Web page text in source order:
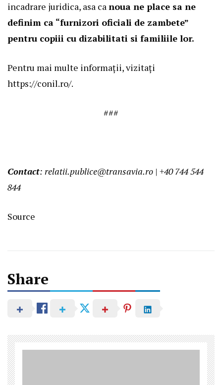
incadrare juridica, asa canoua ne place sa ne
definim ca “furnizori oficiali de zambete”
pentru copiii cu dizabilitati si familiile lor.
Pentru mai multe informații, vizitați
https://conil.ro/.
###
Contact: relatii.publice@transavia.ro | +40 744 544
844
Source
Post
navigation
Share